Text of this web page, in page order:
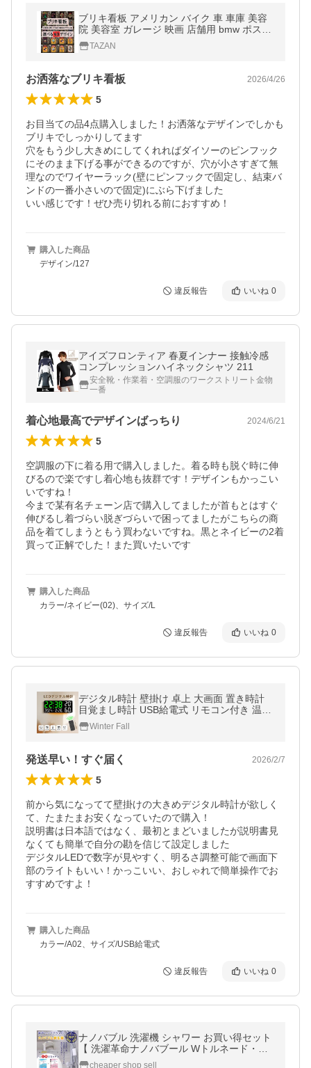
ブリキ看板 アメリカン バイク 車 車庫 美容
院 美容室 ガレージ 映画 店舗用 bmw ポスタ
ー インテリア看板 ヘアサロン 犬に注意 猛犬
注意TAZAN
お洒落なブリキ看板 2026/4/26
5
お目当ての品4点購入しました！お洒落なデザインでしかも
ブリキでしっかりしてます
穴をもう少し大きめにしてくれればダイソーのピンフック
にそのまま下げる事ができるのですが、穴が小さすぎて無
理なのでワイヤーラック(壁にピンフックで固定し、結束バ
ンドの一番小さいので固定)にぶら下げました
いい感じです！ぜひ売り切れる前におすすめ！
購入した商品
デザイン/127
違反報告 いいね 0
アイズフロンティア 春夏インナー 接触冷感
コンプレッションハイネックシャツ 211
安全靴・作業着・空調服のワークストリート金物
一番
着心地最高でデザインばっちり 2024/6/21
5
空調服の下に着る用で購入しました。着る時も脱ぐ時に伸
びるので楽ですし着心地も抜群です！デザインもかっこい
いですね！
今まで某有名チェーン店で購入してましたが首もとはすぐ
伸びるし着づらい脱ぎづらいで困ってましたがこちらの商
品を着てしまうともう買わないですね。黒とネイビーの2着
買って正解でした！また買いたいです
購入した商品
カラー/ネイビー(02)、サイズ/L
違反報告 いいね 0
デジタル時計 壁掛け 卓上 大画面 置き時計
目覚まし時計 USB給電式 リモコン付き 温度
計 アラーム タイマー 見やすい 明るさ調整
湿度表示 カレンダー 爆買
Winter Fall
発送早い！すぐ届く 2026/2/7
5
前から気になってて壁掛けの大きめデジタル時計が欲しく
て、たまたまお安くなっていたので購入！
説明書は日本語ではなく、最初とまどいましたが説明書見
なくても簡単で自分の勘を信じて設定しました
デジタルLEDで数字が見やすく、明るさ調整可能で画面下
部のライトもいい！かっこいい、おしゃれで簡単操作でお
すすめですよ！
購入した商品
カラー/A02、サイズ/USB給電式
違反報告 いいね 0
ナノバブル 洗濯機 シャワー お買い得セット
【 洗濯革命ナノバブール Wトルネード・お
風呂革命ナノバブール Wトルネード 】 爆買
cheaper shop sell